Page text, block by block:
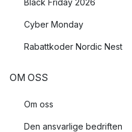
Black Friday 2026
Cyber Monday
Rabattkoder Nordic Nest
OM OSS
Om oss
Den ansvarlige bedriften